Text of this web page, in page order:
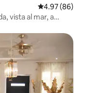
Calificación
4.97 (86)
vista al mar, a